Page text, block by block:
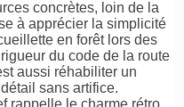
concrètes, loin de la
à apprécier la simplicité
en forêt lors des
du code de la route
aussi réhabiliter un
sans artifice.
rappelle le charme rétro